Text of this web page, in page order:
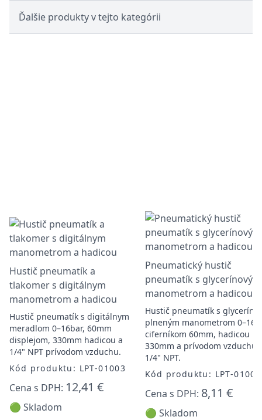
Ďalšie produkty v tejto kategórii
Hustič pneumatík a
tlakomer s digitálnym
manometrom a hadicou
Hustič pneumatík s digitálnym
meradlom 0–16bar, 60mm
displejom, 330mm hadicou a
1/4" NPT prívodom vzduchu.
Kód produktu: LPT-01003
Cena s DPH: 12,41 €
🟢 Skladom
Pneumatický hustič
pneumatík s glycerínovým
manometrom a hadicou
Hustič pneumatík s
plneným manometrom
ciferníkom 60mm, hadicou
330mm a prívodom vzduchu
1/4" NPT.
Kód produktu: LPT-01002
Cena s DPH: 8,11 €
🟢 Skladom